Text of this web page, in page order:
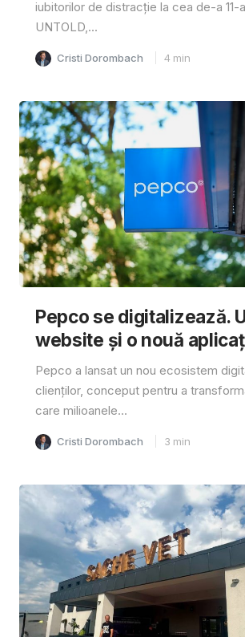
iubitorilor de distracție la cea de-a 11-
UNTOLD,...
Cristi Dorombach 4 min
Pepco se digitalizează.
website și o nouă
Pepco a lansat un nou ecosistem
clienților, conceput pentru a
care milioanele...
Cristi Dorombach 3 min